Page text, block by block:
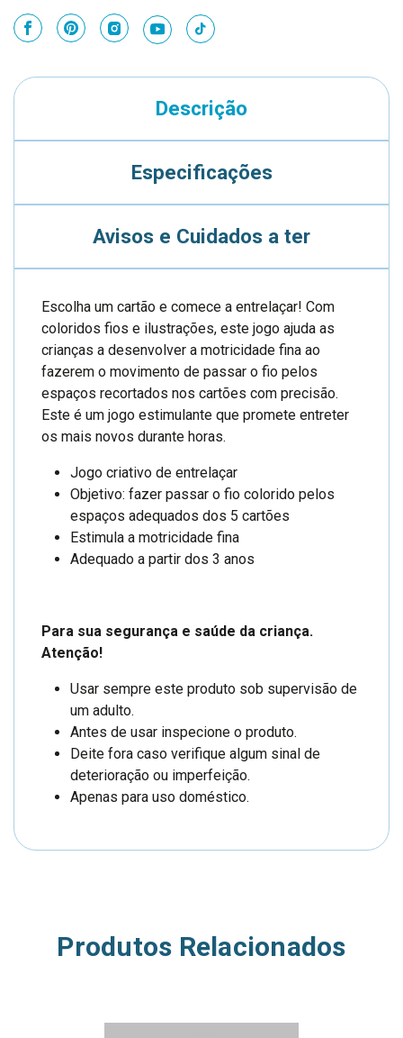
Descrição
Especificações
Avisos e Cuidados a ter
Escolha um cartão e comece a entrelaçar! Com
coloridos fios e ilustrações, este jogo ajuda as
crianças a desenvolver a motricidade fina ao
fazerem o movimento de passar o fio pelos
espaços recortados nos cartões com precisão.
Este é um jogo estimulante que promete entreter
os mais novos durante horas.
Jogo criativo de entrelaçar
Objetivo: fazer passar o fio colorido pelos
espaços adequados dos 5 cartões
Estimula a motricidade fina
Adequado a partir dos 3 anos
Para sua segurança e saúde da criança.
Atenção!
Usar sempre este produto sob supervisão de
um adulto.
Antes de usar inspecione o produto.
Deite fora caso verifique algum sinal de
deterioração ou imperfeição.
Apenas para uso doméstico.
Produtos Relacionados